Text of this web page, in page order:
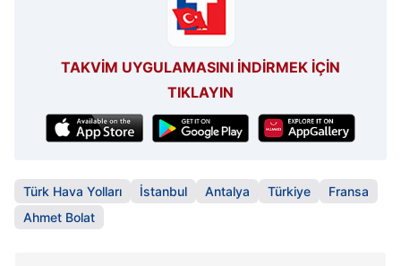
TAKVİM UYGULAMASINI İNDİRMEK İÇİN
TIKLAYIN
Türk Hava Yolları İstanbul Antalya Türkiye
Fransa
Ahmet Bolat